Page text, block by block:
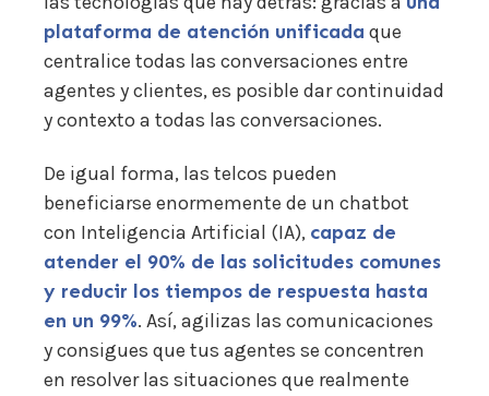
plataforma de atención unificada que
centralice todas las conversaciones entre
agentes y clientes, es posible dar continuidad
y contexto a todas las conversaciones.
De igual forma, las telcos pueden
beneficiarse enormemente de un chatbot
con Inteligencia Artificial (IA), capaz de
atender el 90% de las solicitudes comunes
y reducir los tiempos de respuesta hasta
en un 99%. Así, agilizas las comunicaciones
y consigues que tus agentes se concentren
en resolver las situaciones que realmente